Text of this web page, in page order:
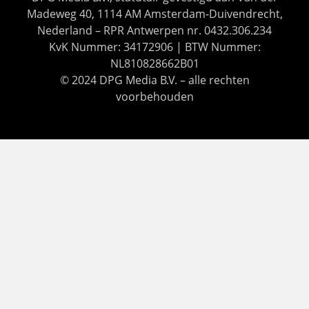
Madeweg 40, 1114 AM Amsterdam-Duivendrecht,
Nederland – RPR Antwerpen nr. 0432.306.234
KvK Nummer: 34172906 | BTW Nummer:
NL810828662B01
© 2024 DPG Media B.V. – alle rechten
voorbehouden